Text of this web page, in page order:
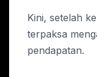
Kini, setelah
terpaksa
pendapatan.